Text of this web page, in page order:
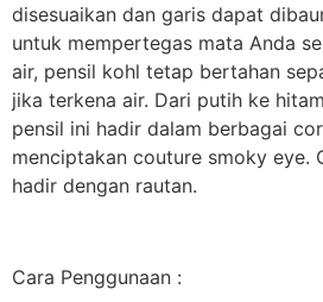
disesuaikan dan garis dapat
untuk mempertegas mata Anda
air, pensil kohl tetap bertahan
jika terkena air. Dari putih ke
pensil ini hadir dalam berbagai
menciptakan couture smoky eye.
hadir dengan rautan.
Cara Penggunaan :